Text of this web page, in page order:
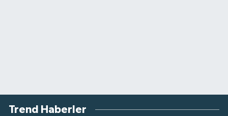
Trend Haberler